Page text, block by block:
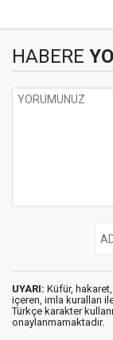
HABERE
UYARI: Küfür,
içeren, imla kuralları
Türkçe karakter
onaylanmamaktadır.